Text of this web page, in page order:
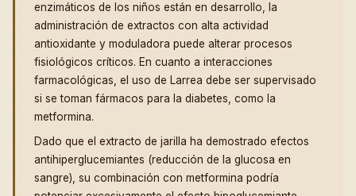
enzimáticos de los niños están en desarrollo, la
administración de extractos con alta actividad
antioxidante y moduladora puede alterar procesos
fisiológicos críticos. En cuanto a interacciones
farmacológicas, el uso de Larrea debe ser supervisado
si se toman fármacos para la diabetes, como la
metformina.
Dado que el extracto de jarilla ha demostrado efectos
antihiperglucemiantes (reducción de la glucosa en
sangre), su combinación con metformina podría